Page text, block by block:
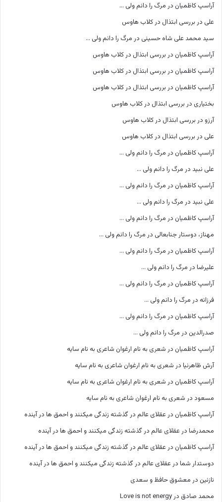
آراسپ کاظمیان در مرگ را دانم ولی …
علی در بررسی ابتذال در کلاب هاوس
سید محمد علی شاه حسینی در مرگ را دانم ولی …
آراسپ کاظمیان در بررسی ابتذال در کلاب هاوس
آراسپ کاظمیان در بررسی ابتذال در کلاب هاوس
آراسپ کاظمیان در بررسی ابتذال در کلاب هاوس
بختیاری در بررسی ابتذال در کلاب هاوس
آرزو در بررسی ابتذال در کلاب هاوس
علی در بررسی ابتذال در کلاب هاوس
آراسپ کاظمیان در مرگ را دانم ولی …
علی نبید در مرگ را دانم ولی …
آراسپ کاظمیان در مرگ را دانم ولی …
علی نبید در مرگ را دانم ولی …
آراسپ کاظمیان در مرگ را دانم ولی …
مهناز، دوستار جنابعالی در مرگ را دانم ولی …
آراسپ کاظمیان در مرگ را دانم ولی …
علیرضا در مرگ را دانم ولی …
آراسپ کاظمیان در مرگ را دانم ولی …
فرزانه در مرگ را دانم ولی …
آراسپ کاظمیان در مرگ را دانم ولی …
صدرالدین در مرگ را دانم ولی …
آراسپ کاظمیان در شعری به نام ارغوان شاعری به نام سایه
آرش ظاهرنیا در شعری به نام ارغوان شاعری به نام سایه
آراسپ کاظمیان در شعری به نام ارغوان شاعری به نام سایه
مسعود در شعری به نام ارغوان شاعری به نام سایه
آراسپ کاظمیان در عقلای عالم در گذشته زندگی میکنند و احمق ها در آینده
محمدرضا در عقلای عالم در گذشته زندگی میکنند و احمق ها در آینده
آراسپ کاظمیان در عقلای عالم در گذشته زندگی میکنند و احمق ها در آینده
دوستدار شما در عقلای عالم در گذشته زندگی میکنند و احمق ها در آینده
نازنین در معشوق حافظ و سعدی
محمد صادق در Love is not energy